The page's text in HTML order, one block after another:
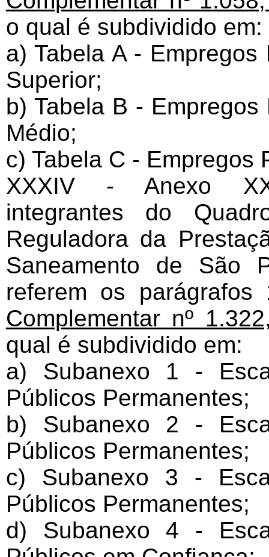
o qual é subdividido em:
a) Tabela A -
Superior;
b) Tabela B -
Médio;
c) Tabela C - Empregos
XXXIV - Anexo
integrantes do
Reguladora da
Saneamento de São
referem os
Complementar nº
qual é subdividido em:
a) Subanexo 1 -
Públicos Permanentes;
b) Subanexo 2 -
Públicos Permanentes;
c) Subanexo 3 -
Públicos Permanentes;
d) Subanexo 4 -